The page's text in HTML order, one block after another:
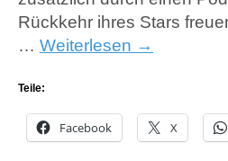
Rückkehr ihres Stars
… Weiterlesen →
Teile:
Facebook X